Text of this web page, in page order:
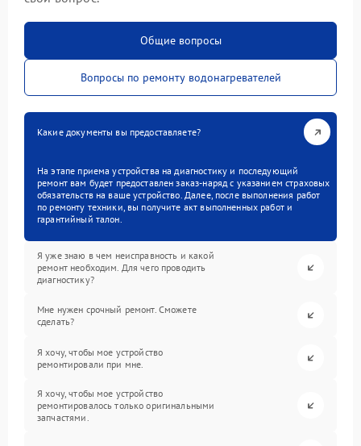
Общие вопросы
Вопросы по ремонту водонагревателей
Какие документы вы предоставляете?
На этапе приема устройства на диагностику и последующий
ремонт вам будет предоставлен заказ-наряд с указанием страховых
обязательств на ваше устройство. Далее, после выполнения работ
по ремонту техники, вы получите акт выполненных работ и
гарантийный талон.
Я уже знаю в чем неисправность и какой
ремонт необходим. Для чего проводить
диагностику?
Мне нужен срочный ремонт. Сможете
сделать?
Я хочу, чтобы мое устройство
ремонтировали при мне.
Я хочу, чтобы мое устройство
ремонтировалось только оригинальными
запчастями.